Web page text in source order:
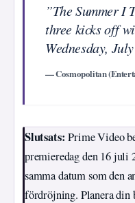
”The Summer I
three kicks off
Wednesday,
— Cosmopolitan
Slutsats: Prime Video
premieredag den 16 juli
samma datum som den
fördröjning. Planera din